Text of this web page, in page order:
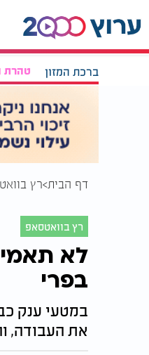
ברכת המזון
דף הבית רץ
רץ בוואטסאפ
לא
בפרי
במטעי ענק
את העבודה,